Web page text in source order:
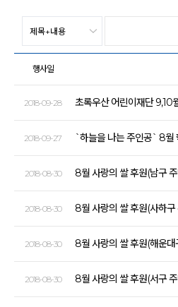
행사일
2018-09-28 초록우산 어린이재단 9,10
2018-09-27 `하늘을 나는 주인공` 8월
2018-08-30 8월 사랑의 쌀 후원(남구
2018-08-30 8월 사랑의 쌀 후원(사하구
2018-08-30 8월 사랑의 쌀 후원(해운
2018-08-30 8월 사랑의 쌀 후원(서구